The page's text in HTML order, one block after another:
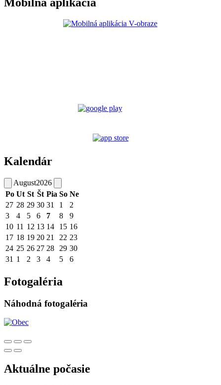
Kalendár
August2026
Po Ut St Št Pia So Ne
27 28 29 30 31 1
2
3
4 5 6 7 8
9
10 11 12 13 14 15 16
17 18 19 20 21 22 23
24 25 26 27 28 29 30
31 1 2 3 4 5 6
Fotogaléria
Náhodná fotogaléria
Aktuálne počasie